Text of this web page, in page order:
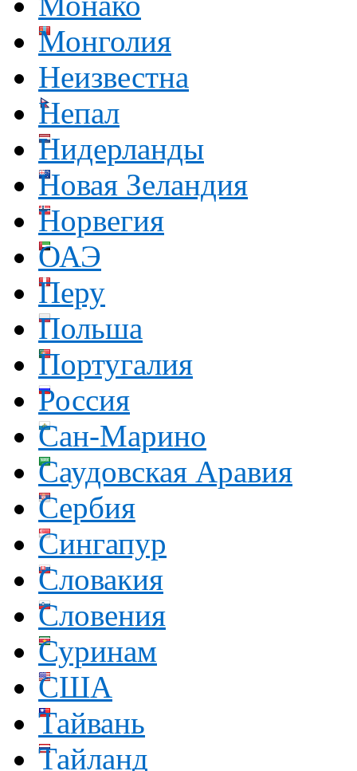
Монголия
Неизвестна
Непал
Нидерланды
Новая Зеландия
Норвегия
ОАЭ
Перу
Польша
Португалия
Россия
Сан-Марино
Саудовская Аравия
Сербия
Сингапур
Словакия
Словения
Суринам
США
Тайвань
Тайланд